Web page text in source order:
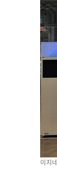
이지